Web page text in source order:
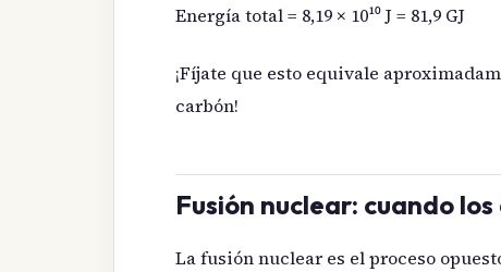
Energía total = 8,19 × 10¹⁰ J = 81,9 GJ
¡Fíjate que esto equivale
carbón!
Fusión nuclear: cuando
La fusión nuclear es el proceso